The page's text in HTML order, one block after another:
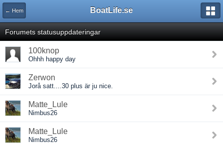
← Hem BoatLife.se
Forumets statusuppdateringar
100knop
Ohhh happy day
Zerwon
Jorå satt....30 plus är ju nice.
Matte_Lule
Nimbus26
Matte_Lule
Nimbus26